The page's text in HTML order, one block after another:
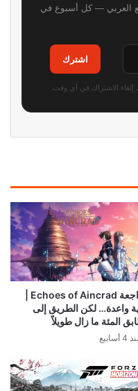
العربي — كل أسبوع في
اشترك
الاشتراك في أي وقت.
واعدة… لكن الطريق إلى
المئة ما زال طويلاً
أسابيع